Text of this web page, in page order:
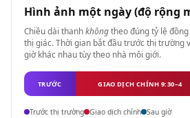
Hình ảnh một ngày (độ rộng
Chiều dài thanhkhôngtheo đúng tỷ lệ
thị giác. Thời gian bắt đầu trước thị trường
giờ khác nhau tùy theo nhà môi giới.
TRƯỚC GIAO DỊCH CHÍNH 9:30–4
Trước thị trường Giao dịch chính Sau giờ